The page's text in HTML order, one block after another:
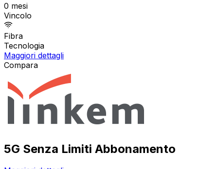
0 mesi
Vincolo
Fibra
Tecnologia
Maggiori dettagli
Compara
5G Senza Limiti Abbonamento